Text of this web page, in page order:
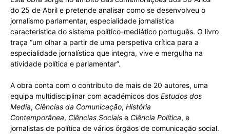
do 25 de Abril e pretende analisar como se desenvolveu o
jornalismo parlamentar, especialidade jornalística
característica do sistema político-mediático português. O livro
traça “um olhar a partir de uma perspetiva crítica para a
especialidade jornalística que integra, vive e mergulha na
atividade política e parlamentar”.
A obra conta com o contributo de mais de 20 autores, uma
equipa multidisciplinar com académicos dos Estudos dos
Media, Ciências da Comunicação, História
Contemporânea, Ciências Sociais e Ciência Política, e
jornalistas de política de vários órgãos de comunicação social.